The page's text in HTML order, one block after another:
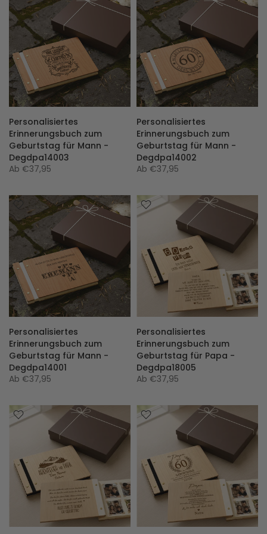
Personalisiertes
Erinnerungsbuch zum
Geburtstag für Mann -
Degdpa14003
Ab €37,95
Personalisiertes
Erinnerungsbuch zum
Geburtstag für Mann -
Degdpa14002
Ab €37,95
Personalisiertes
Erinnerungsbuch zum
Geburtstag für Mann -
Degdpa14001
Ab €37,95
Personalisiertes
Erinnerungsbuch zum
Geburtstag für Papa -
Degdpa18005
Ab €37,95